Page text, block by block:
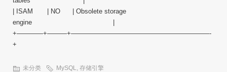
| ISAM | NO | Obsolete storage
engine |
+————+———+—————————————————————-
+
未分类 MySQL, 存储引擎